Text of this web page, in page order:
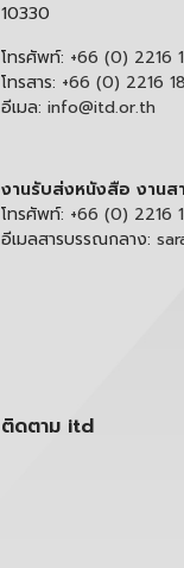
10330
โทรศัพท์: +66 (0) 2216
โทรสาร: +66 (0) 2216
อีเมล: info@itd.or.th
งานรับส่งหนังสือ งาน
โทรศัพท์: +66 (0) 2216
อีเมลสารบรรณกลาง:
ติดตาม itd